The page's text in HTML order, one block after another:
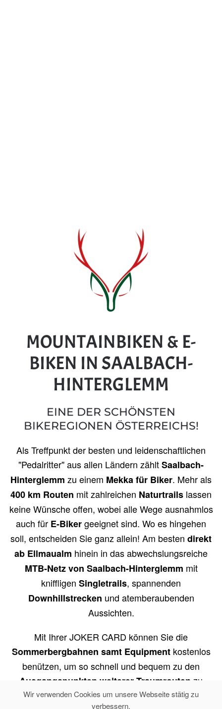
MOUNTAINBIKEN & E-
BIKEN IN SAALBACH-
HINTERGLEMM
EINE DER SCHÖNSTEN
BIKEREGIONEN ÖSTERREICHS!
Als Treffpunkt der besten und leidenschaftlichen
"Pedalritter" aus allen Ländern zähltSaalbach-
Hinterglemm zu einem Mekka für Biker. Mehr als
400 km Routen mit zahlreichen Naturtrails lassen
keine Wünsche offen, wobei alle Wege ausnahmlos
auch für E-Bikergeeignet sind. Wo es hingehen
soll, entscheiden Sie ganz allein! Am besten direkt
ab Ellmaualm hinein in das abwechslungsreiche
MTB-Netz von Saalbach-Hinterglemm mit
kniffligen Singletrails, spannenden
Downhillstrecken und atemberaubenden
Aussichten.
Mit Ihrer JOKER CARD können Sie die
Sommerbergbahnen samt Equipmentkostenlos
benützen, um so schnell und bequem zu den
Ausgangspunkten weiterer Traumrouten zu
gelagen.
Wir verwenden Cookies um unsere Webseite stätig zu
verbessern.